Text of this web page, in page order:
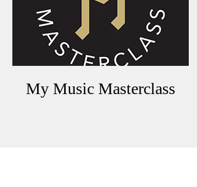
My Music Masterclass